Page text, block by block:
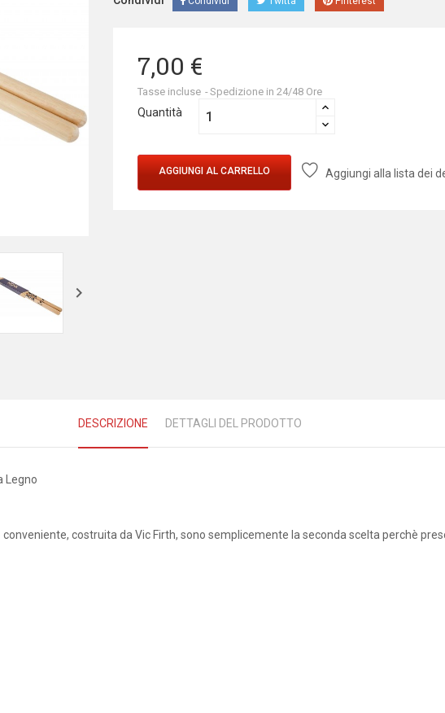

7,00 €
Tasse incluse Spedizione in 24/48 Ore
Quantità
AGGIUNGI AL CARRELLO Aggiungi alla lista dei
DESCRIZIONE DETTAGLI DEL PRODOTTO
Legno
costruita da Vic Firth, sono semplicemente la seconda scelta perchè